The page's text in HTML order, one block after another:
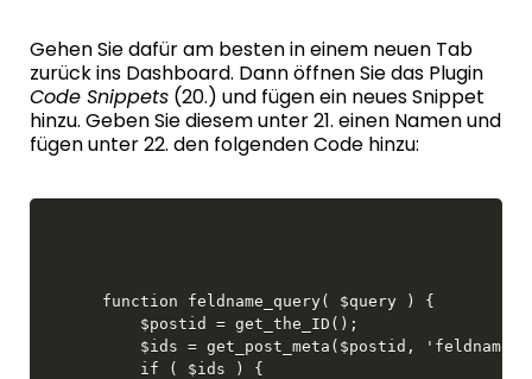
Gehen Sie dafür am besten in einem neuen Tab
zurück ins Dashboard. Dann öffnen Sie das Plugin
Code Snippets (20.) und fügen ein neues Snippet
hinzu. Geben Sie diesem unter 21. einen Namen und
fügen unter 22. den folgenden Code hinzu:
function feldname_query( $query ) {